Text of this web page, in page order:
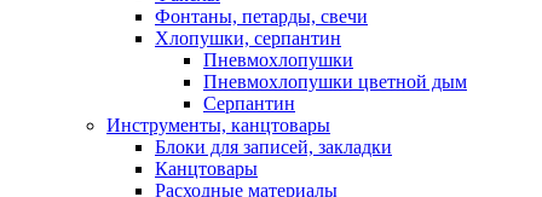
Фонтаны, петарды, свечи
Хлопушки, серпантин
Пневмохлопушки
Пневмохлопушки цветной дым
Серпантин
Инструменты, канцтовары
Блоки для записей, закладки
Канцтовары
Расходные материалы